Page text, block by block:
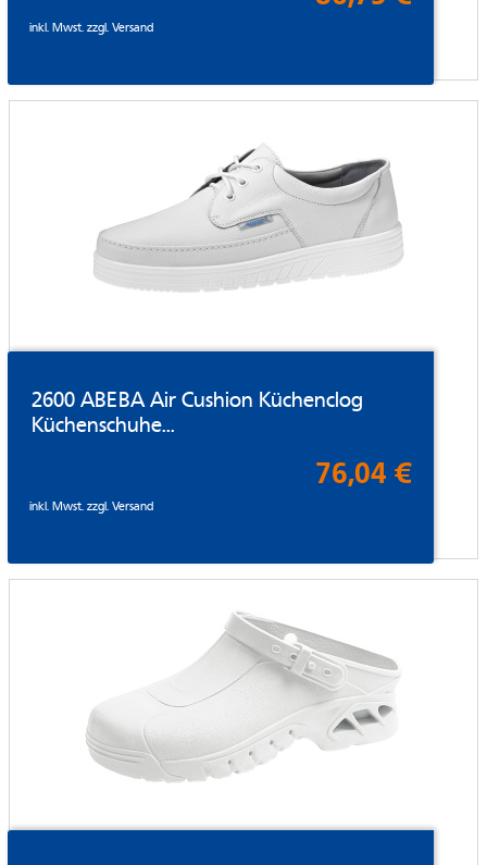
inkl. Mwst. zzgl.Versand
2600 ABEBA Air Cushion Küchenclog
Küchenschuhe...
76,04 €
inkl. Mwst. zzgl.Versand